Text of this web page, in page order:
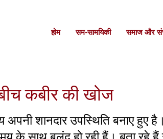
होम सम-सामयिकी समाज और
कबीर की खोज
अपनी शानदार उपस्थिति बनाए हुए